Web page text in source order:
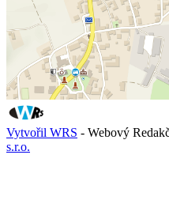
Vytvořil WRS - Webový
s.r.o.